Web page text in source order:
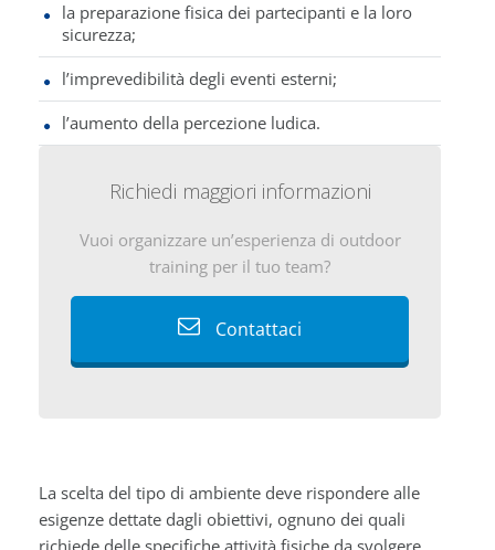
la preparazione fisica dei partecipanti e la loro
sicurezza;
l’imprevedibilità degli eventi esterni;
l’aumento della percezione ludica.
Richiedi maggiori informazioni
Vuoi organizzare un’esperienza di outdoor
training per il tuo team?
Contattaci
La scelta del tipo di ambiente deve rispondere alle
esigenze dettate dagli obiettivi, ognuno dei quali